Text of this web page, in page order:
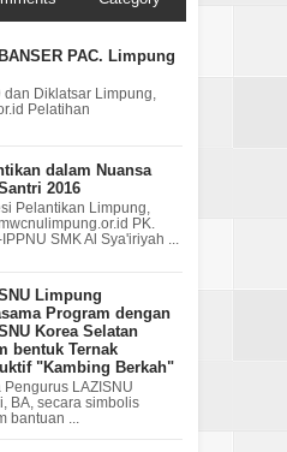
PAC. Limpung
Diklatsar Limpung,
Pelatihan
dalam Nuansa
2016
Pelantikan Limpung,
PK.
IPPNU SMK Al Sya'iriyah ...
Limpung
Program dengan
Korea Selatan
bentuk Ternak
"Kambing Berkah"
Pengurus LAZISNU
BA, secara simbolis
bantuan ...